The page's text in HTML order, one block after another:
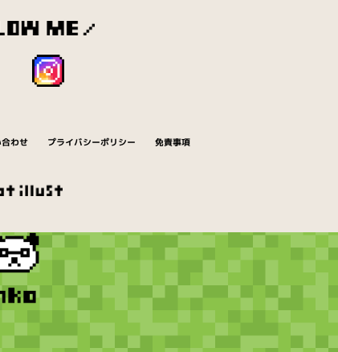
わせ プライバシーポリシー 免責事項